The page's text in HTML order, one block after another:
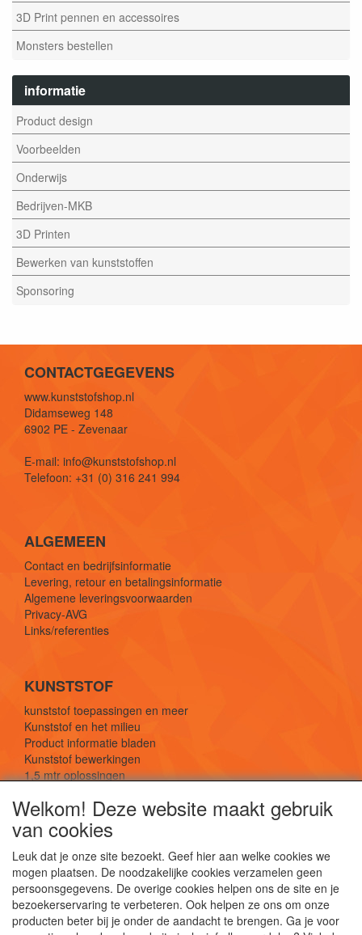
3D Print pennen en accessoires
Monsters bestellen
informatie
Product design
Voorbeelden
Onderwijs
Bedrijven-MKB
3D Printen
Bewerken van kunststoffen
Sponsoring
CONTACTGEGEVENS
www.kunststofshop.nl
Didamseweg 148
6902 PE - Zevenaar
E-mail: info@kunststofshop.nl
Telefoon: +31 (0) 316 241 994
ALGEMEEN
Contact en bedrijfsinformatie
Levering, retour en betalingsinformatie
Algemene leveringsvoorwaarden
Privacy-AVG
Links/referenties
KUNSTSTOF
kunststof toepassingen en meer
Kunststof en het milieu
Product informatie bladen
Kunststof bewerkingen
1,5 mtr oplossingen
SOCIALE MEDIA
Welkom! Deze website maakt gebruik
van cookies
Leuk dat je onze site bezoekt. Geef hier aan welke cookies we
mogen plaatsen. De noodzakelijke cookies verzamelen geen
persoonsgegevens. De overige cookies helpen ons de site en je
bezoekerservaring te verbeteren. Ook helpen ze ons om onze
producten beter bij je onder de aandacht te brengen. Ga je voor